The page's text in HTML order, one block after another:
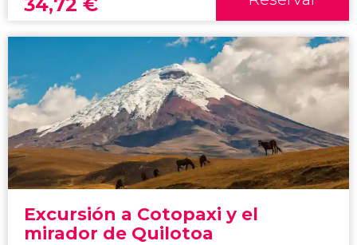
Excursión a Cotopaxi y el
mirador de Quilotoa